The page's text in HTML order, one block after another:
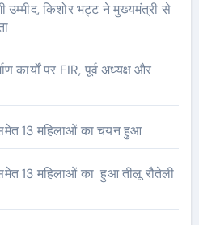
उम्मीद, किशोर भट्ट ने मुख्यमंत्री से
कार्यों पर FIR, पूर्व अध्यक्ष और
समेत 13 महिलाओं का चयन हुआ
13 महिलाओं का हुआ तीलू रौतेली